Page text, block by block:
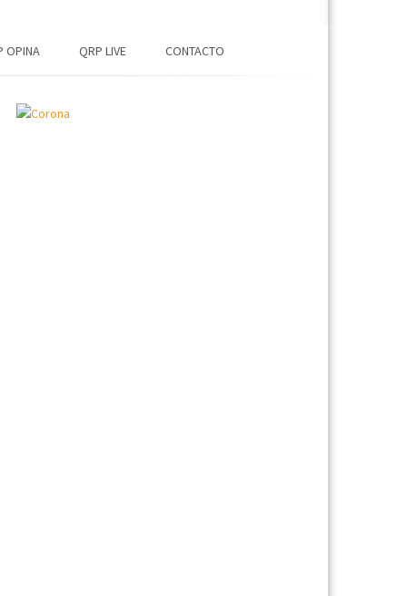
OPINA QRP LIVE CONTACTO